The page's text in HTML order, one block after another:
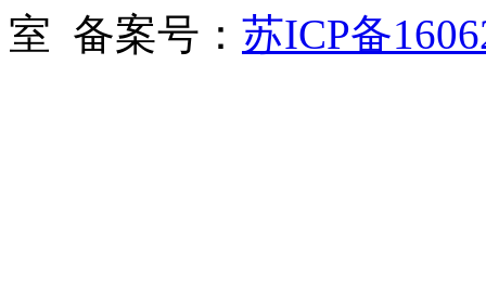
室 备案号： 苏ICP备